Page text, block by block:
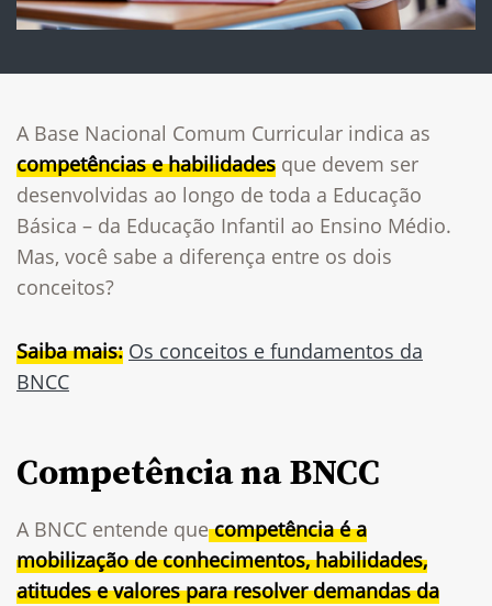
A Base Nacional Comum Curricular indica as
competências e habilidades que devem ser
desenvolvidas ao longo de toda a Educação
Básica – da Educação Infantil ao Ensino Médio.
Mas, você sabe a diferença entre os dois
conceitos?
Saiba mais: Os conceitos e fundamentos da
BNCC
Competência na BNCC
A BNCC entende quecompetência é a
mobilização de conhecimentos, habilidades,
atitudes e valores para resolver demandas da